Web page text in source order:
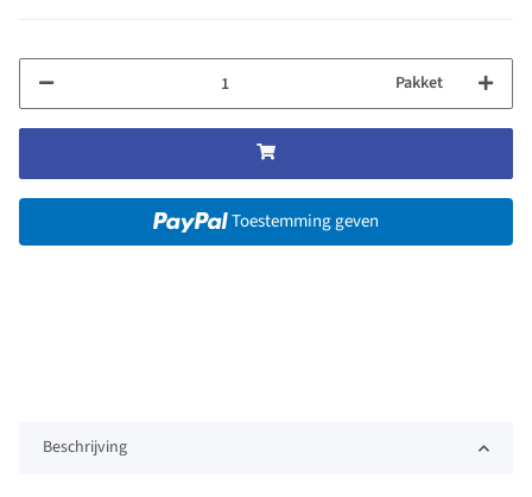
Pakket
Toestemming geven
Beschrijving